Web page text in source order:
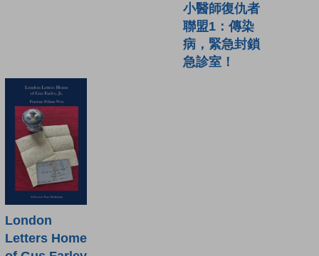
小醫師復仇者
聯盟1：傳染
病，緊急封鎖
急診室！
London
Letters Home